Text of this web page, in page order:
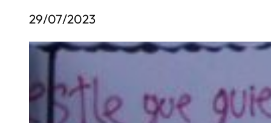
29/07/2023